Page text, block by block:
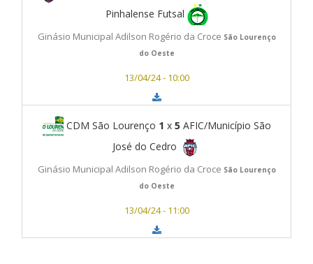
Pinhalense Futsal
Ginásio Municipal Adilson Rogério da Croce São Lourenço
do Oeste
13/04/24 - 10:00
CDM São Lourenço 1 x 5 AFIC/Município São
José do Cedro
Ginásio Municipal Adilson Rogério da Croce São Lourenço
do Oeste
13/04/24 - 11:00